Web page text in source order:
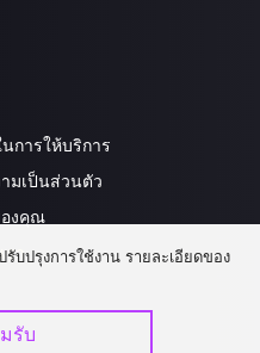
การให้บริการ
มเป็นส่วนตัว
องคุณ
ราบปรุงการใช้งาน รายละเอียดของ
รับ